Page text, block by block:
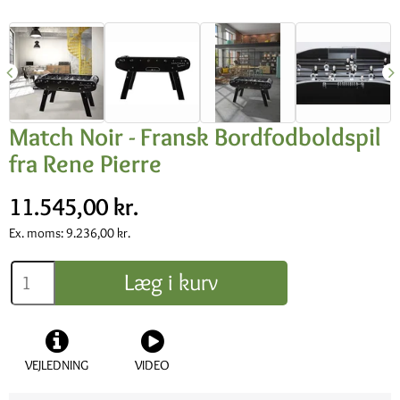
Match Noir - Fransk Bordfodboldspil
fra Rene Pierre
11.545,00 kr.
Ex. moms:9.236,00 kr.
Læg i kurv
VEJLEDNING VIDEO